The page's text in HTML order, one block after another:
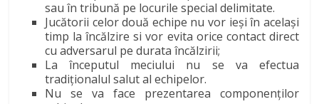
sau în tribună pe locurile special delimitate.
Jucătorii celor două echipe nu vor ieși în același
timp la încălzire si vor evita orice contact direct
cu adversarul pe durata încălzirii;
La începutul meciului nu se va efectua
tradiționalul salut al echipelor.
Nu se va face prezentarea componenților